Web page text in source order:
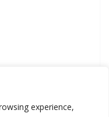
experience,